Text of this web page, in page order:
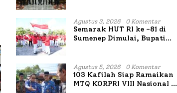
Mutiara Sentosa II
Agustus 3, 2026 0 Komentar
Semarak HUT RI ke -81 di
Sumenep Dimulai, Bupati
Terbakar
Agustus 5, 2026 0 Komentar
103 Kafilah Siap Ramaikan
MTQ KORPRI VIII Nasional di